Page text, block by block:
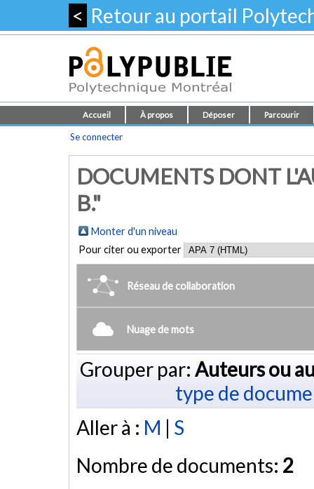
< Retour au portail
Accueil À propos Déposer Parcourir
Se connecter
DOCUMENTS DONT
B."
Monter d'un niveau
Pour citer ou exporter
Réseau de collaboration
Nuage de mots
Grouper par: Auteurs ou
type de
Aller à : M | S
Nombre de documents: 2